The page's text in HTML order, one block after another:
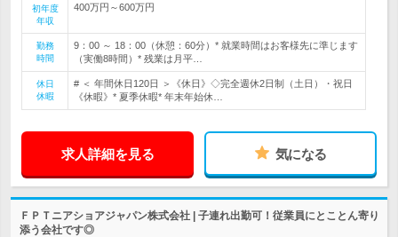
初年度
年収
400万円～600万円
勤務
時間
9：00 ～ 18：00（休憩：60分）* 就業時間はお客様先に準じます
（実働8時間）* 残業は月平…
休日
休暇
# ＜ 年間休日120日 ＞《休日》◇完全週休2日制（土日）・祝日
《休暇》* 夏季休暇* 年末年始休…
求人詳細を見る 気になる
ＦＰＴニアショアジャパン株式会社 | 子連れ出勤可！従業員にとことん寄り
添う会社です◎